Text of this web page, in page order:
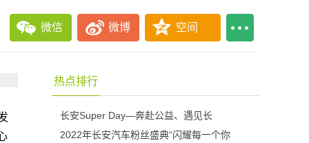
微信 微博 空间
热点排行
长安Super Day—奔赴公益、遇见长
2022年长安汽车粉丝盛典“闪耀每一个你